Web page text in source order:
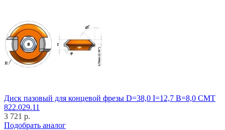
Диск пазовый для концевой фрезы D=38,0 I=12,7 B=8,0 CMT
822.029.11
3 721 р.
Подобрать аналог